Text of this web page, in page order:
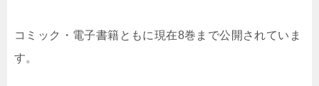
コミック・電子書籍ともに現在8巻まで公開されていま
す。